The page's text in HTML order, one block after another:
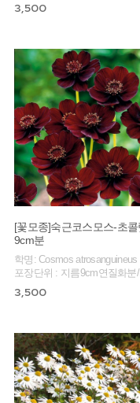
3,500
[꽃모종]숙근코스모스-초콜
9cm분
학명: Cosmos atrosanguineus
포장단위 : 지름9cm연질화분/
3,500